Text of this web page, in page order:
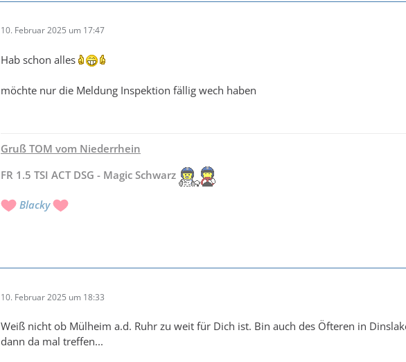
10. Februar 2025 um 17:47
Hab schon alles
möchte nur die Meldung Inspektion fällig wech haben
Gruß TOM vom Niederrhein
FR 1.5 TSI ACT DSG - Magic Schwarz
Blacky
10. Februar 2025 um 18:33
Weiß nicht ob Mülheim a.d. Ruhr zu weit für Dich ist. Bin auch des Öfteren in
dann da mal treffen...